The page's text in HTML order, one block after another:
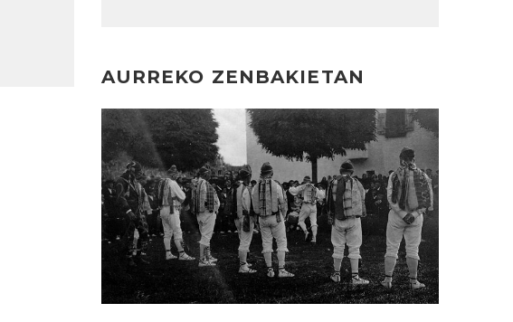
AURREKO ZENBAKIETAN
Irakurri